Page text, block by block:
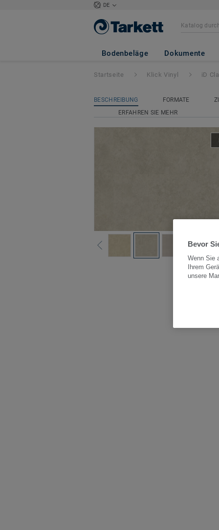
DE
Bodenbeläge Dokumente
iD Classics Click
Startseite Klick Vinyl iD
BESCHREIBUNG FORMATE
ERFAHREN SIE MEHR
Alle
Bevor
Wenn Sie
Ihrem
unsere